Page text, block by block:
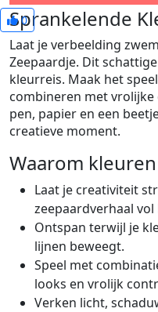
0
Sprankelende
Laat je verbeelding
Zeepaardje. Dit
kleurreis. Maak het
combineren met vrolijke
pen, papier en een
creatieve moment.
Waarom
Laat je creativiteit
zeepaardverhaal
Ontspan terwijl je
lijnen beweegt.
Speel met
looks en vrolijk
Verken licht,